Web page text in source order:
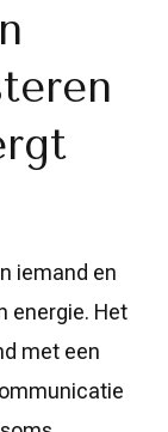
iemand en
energie. Het
met een